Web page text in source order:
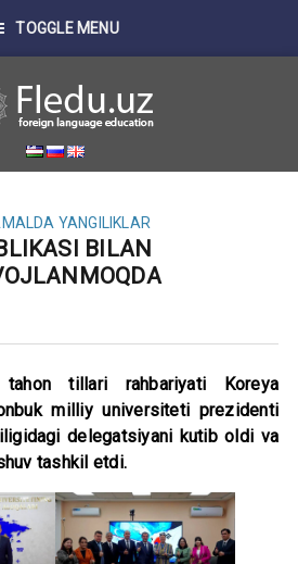
TOGGLE MENU
YANGILIKLAR
BILAN
tahon tillari rahbariyati Koreya
milliy universiteti prezidenti
delegatsiyani kutib oldi va
tashkil etdi.